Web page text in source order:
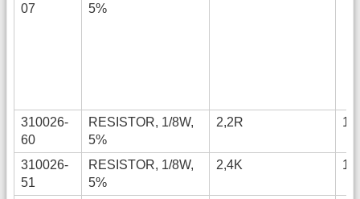
07
5%
310026-
60
RESISTOR, 1/8W,
5%
2,2R
310026-
51
RESISTOR, 1/8W,
5%
2,4K